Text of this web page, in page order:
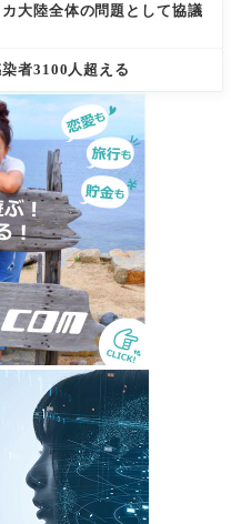
大陸全体の問題として協議
者3100人超える